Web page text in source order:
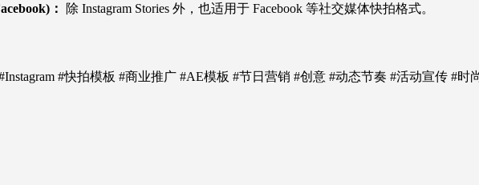
：
除 Instagram Stories 外，也适用于 Facebook 等社交媒体快拍格式。
#快拍模板 #商业推广 #AE模板 #节日营销 #创意 #动态节奏 #活动宣传 #时